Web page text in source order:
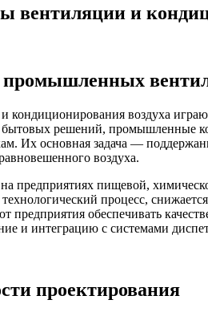
вентиляции и
промышленных
воздуха
бытовых решений, промышленные
Их основная задача —
воздуха.
предприятиях пищевой,
процесс,
предприятия обеспечивать
и интеграцию с системами
проектирования